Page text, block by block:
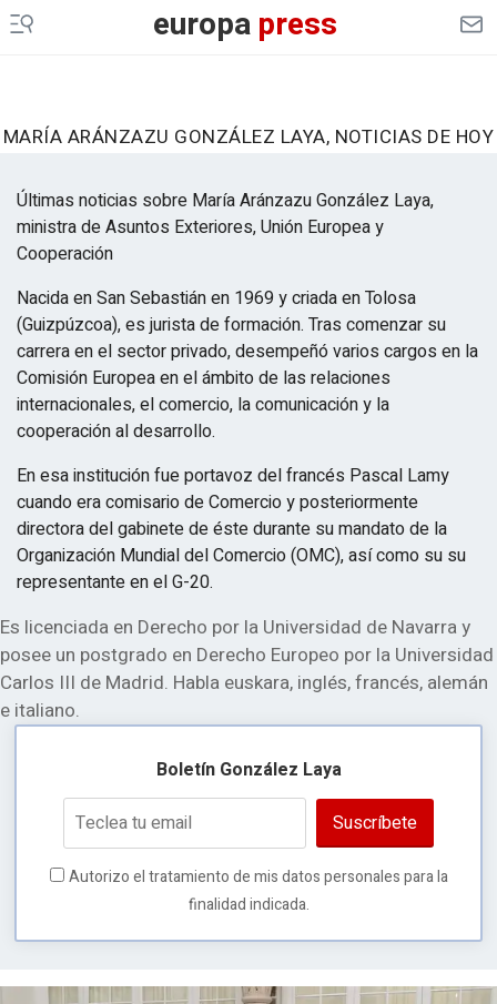
europapress
MARÍA ARÁNZAZU GONZÁLEZ LAYA, NOTICIAS DE HOY
Últimas noticias sobre María Aránzazu González Laya,
ministra de Asuntos Exteriores, Unión Europea y
Cooperación
Nacida en San Sebastián en 1969 y criada en Tolosa
(Guizpúzcoa), es jurista de formación. Tras comenzar su
carrera en el sector privado, desempeñó varios cargos en la
Comisión Europea en el ámbito de las relaciones
internacionales, el comercio, la comunicación y la
cooperación al desarrollo.
En esa institución fue portavoz del francés Pascal Lamy
cuando era comisario de Comercio y posteriormente
directora del gabinete de éste durante su mandato de la
Organización Mundial del Comercio (OMC), así como su su
representante en el G-20.
Es licenciada en Derecho por la Universidad de Navarra y
posee un postgrado en Derecho Europeo por la Universidad
Carlos III de Madrid. Habla euskara, inglés, francés, alemán
e italiano.
Boletín González Laya
Suscríbete
Autorizo el tratamiento de mis datos personales para la
finalidad indicada.